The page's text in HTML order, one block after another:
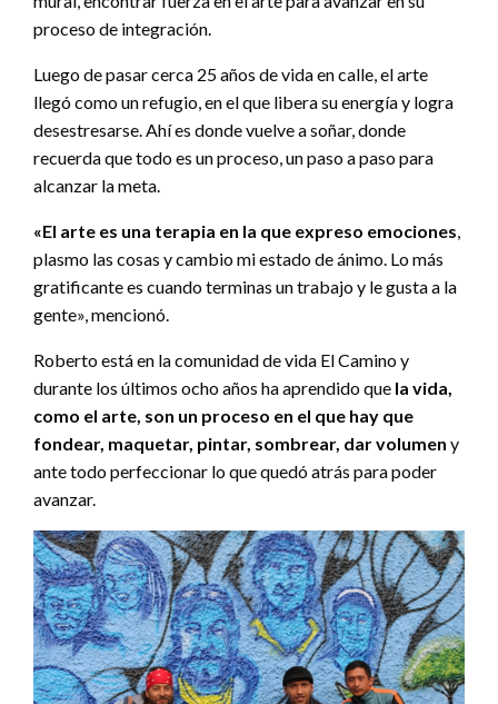
proceso de integración.
Luego de pasar cerca 25 años de vida en calle, el arte
llegó como un refugio, en el que libera su energía y logra
desestresarse. Ahí es donde vuelve a soñar, donde
recuerda que todo es un proceso, un paso a paso para
alcanzar la meta.
«El arte es una terapia en la que expreso emociones
plasmo las cosas y cambio mi estado de ánimo. Lo más
gratificante es cuando terminas un trabajo y le gusta a la
gente», mencionó.
Roberto está en la comunidad de vida El Camino y
durante los últimos ocho años ha aprendido que la vida,
como el arte, son un proceso en el que hay que
fondear, maquetar, pintar, sombrear, dar volumen y
ante todo perfeccionar lo que quedó atrás para poder
avanzar.